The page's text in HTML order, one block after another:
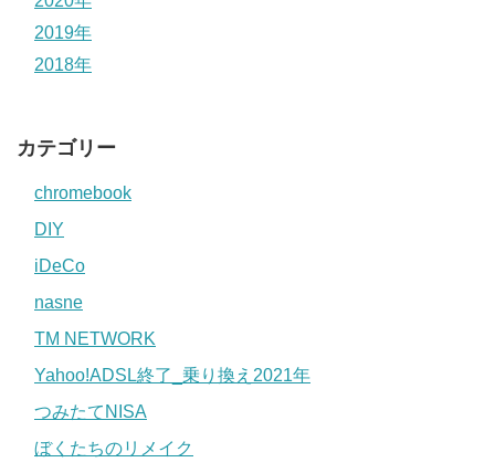
2019年
2018年
カテゴリー
chromebook
DIY
iDeCo
nasne
TM NETWORK
Yahoo!ADSL終了_乗り換え2021年
つみたてNISA
ぼくたちのリメイク